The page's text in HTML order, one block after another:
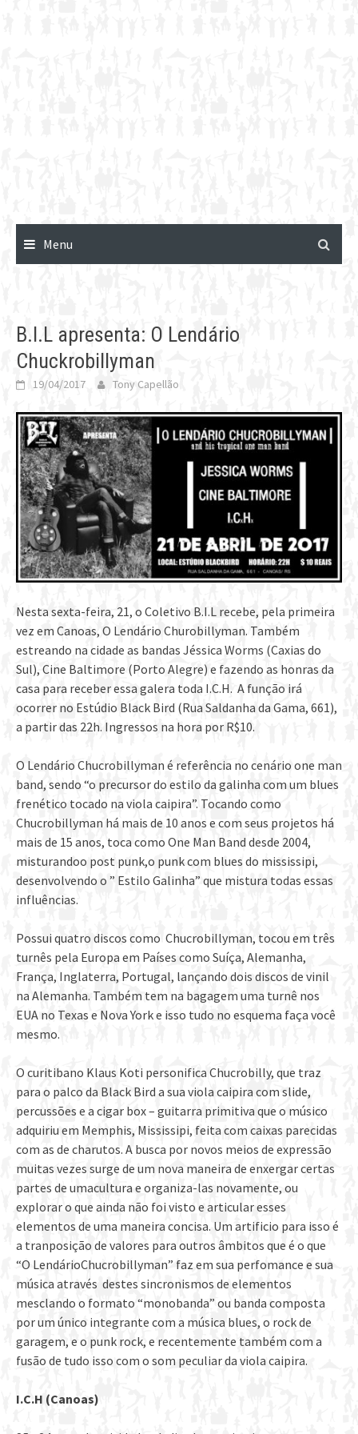
Menu
B.I.L apresenta: O Lendário
Chuckrobillyman
19/04/2017 Tony Capellão
Nesta sexta-feira, 21, o Coletivo B.I.L recebe, pela primeira
vez em Canoas, O Lendário Churobillyman. Também
estreando na cidade as bandas Jéssica Worms (Caxias do
Sul), Cine Baltimore (Porto Alegre) e fazendo as honras da
casa para receber essa galera toda I.C.H. A função irá
ocorrer no Estúdio Black Bird (Rua Saldanha da Gama, 661),
a partir das 22h. Ingressos na hora por R$10.
O Lendário Chucrobillyman é referência no cenário one man
band, sendo “o precursor do estilo da galinha com um blues
frenético tocado na viola caipira”. Tocando como
Chucrobillyman há mais de 10 anos e com seus projetos há
mais de 15 anos, toca como One Man Band desde 2004,
misturandoo post punk,o punk com blues do mississipi,
desenvolvendo o ” Estilo Galinha” que mistura todas essas
influências.
Possui quatro discos como Chucrobillyman, tocou em três
turnês pela Europa em Países como Suíça, Alemanha,
França, Inglaterra, Portugal, lançando dois discos de vinil
na Alemanha. Também tem na bagagem uma turnê nos
EUA no Texas e Nova York e isso tudo no esquema faça você
mesmo.
O curitibano Klaus Koti personifica Chucrobilly, que traz
para o palco da Black Bird a sua viola caipira com slide,
percussões e a cigar box – guitarra primitiva que o músico
adquiriu em Memphis, Mississipi, feita com caixas parecidas
com as de charutos. A busca por novos meios de expressão
muitas vezes surge de um nova maneira de enxergar certas
partes de umacultura e organiza-las novamente, ou
explorar o que ainda não foi visto e articular esses
elementos de uma maneira concisa. Um artificio para isso é
a tranposição de valores para outros âmbitos que é o que
“O LendárioChucrobillyman” faz em sua perfomance e sua
música através destes sincronismos de elementos
mesclando o formato “monobanda” ou banda composta
por um único integrante com a música blues, o rock de
garagem, e o punk rock, e recentemente também com a
fusão de tudo isso com o som peculiar da viola caipira.
I.C.H (Canoas)